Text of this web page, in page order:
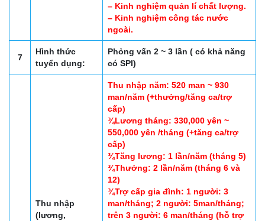
– Kinh nghiệm quản lí chất lượng.
– Kinh nghiệm công tác nước
ngoài.
7
Hình thức
tuyển dụng:
Phỏng vấn 2 ~ 3 lần ( có khả năng
có SPI)
Thu nhập
(lương,
Thu nhập năm: 520 man ~ 930
man/năm (+thưởng/tăng ca/trợ
cấp)
¾Lương tháng: 330,000 yên ~
550,000 yên /tháng (+tăng ca/trợ
cấp)
¾Tăng lương: 1 lần/năm (tháng 5)
¾Thưởng: 2 lần/năm (tháng 6 và
12)
¾Trợ cấp gia đình: 1 người: 3
man/tháng; 2 người: 5man/tháng;
trên 3 người: 6 man/tháng (hỗ trợ